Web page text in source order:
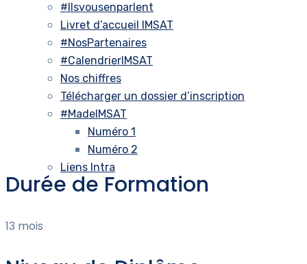
#Ilsvousenparlent
Livret d’accueil IMSAT
#NosPartenaires
#CalendrierIMSAT
Nos chiffres
Télécharger un dossier d’inscription
#MadeIMSAT
Numéro 1
Numéro 2
Liens Intra
Durée de Formation
13 mois